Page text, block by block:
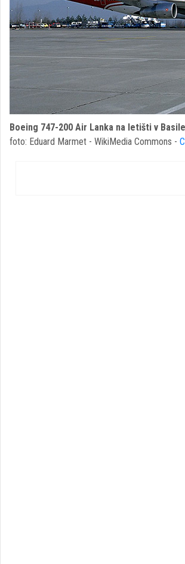
Boeing 747-200 Air Lanka na letišti v
foto: Eduard Marmet - WikiMedia Commons -